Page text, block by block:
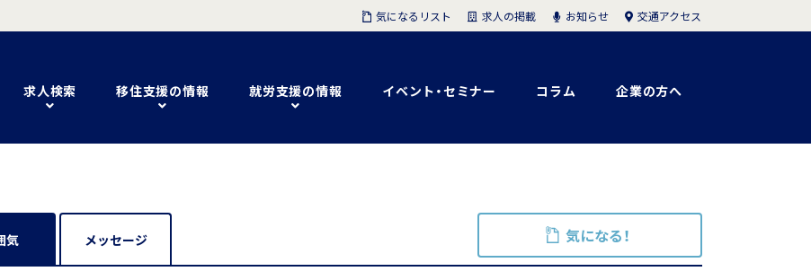
求人検索 移住支援の情報 就労支援の情報 イベント・セミナー コラム 企業の方へ
気になるリスト 求人の掲載 お知らせ 交通アクセス
気 メッセージ 気になる！